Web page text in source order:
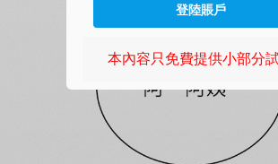
登陸賬戶
本內容只免費提供小部分